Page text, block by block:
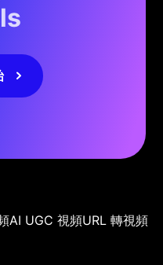
AI UGC 視頻URL 轉視頻